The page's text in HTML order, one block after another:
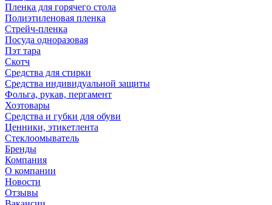
Пленка для горячего стола
Полиэтиленовая пленка
Стрейч-пленка
Посуда одноразовая
Пэт тара
Скотч
Средства для стирки
Средства индивидуальной защиты
Фольга, рукав, пергамент
Хозтовары
Средства и губки для обуви
Ценники, этикетлента
Стеклоомыватель
Бренды
Компания
О компании
Новости
Отзывы